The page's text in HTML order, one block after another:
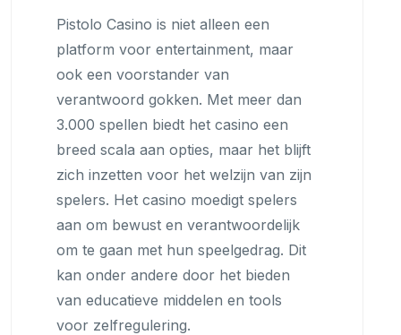
Pistolo Casino is niet alleen een
platform voor entertainment, maar
ook een voorstander van
verantwoord gokken. Met meer dan
3.000 spellen biedt het casino een
breed scala aan opties, maar het blijft
zich inzetten voor het welzijn van zijn
spelers. Het casino moedigt spelers
aan om bewust en verantwoordelijk
om te gaan met hun speelgedrag. Dit
kan onder andere door het bieden
van educatieve middelen en tools
voor zelfregulering.